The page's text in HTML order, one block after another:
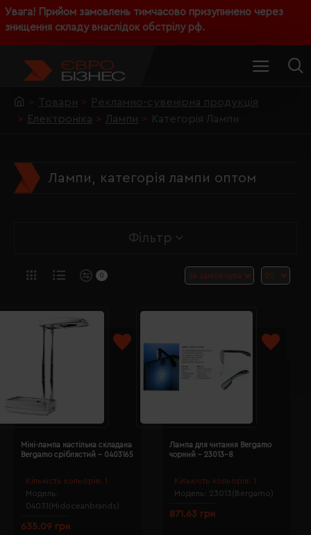
Увага! Прийом замовлень тимчасово призупинено через
знищення складу внаслідок обстрілу рф.
Товари
Рекламно-сувенірна продукція
Електроніка
Лампи Категорія Лампи
Лампи, категорія лампи оптом
Фільтр
0
Кількість кольорів: 1
Модель:
04031(Midoceanbrands)
Міні-лампа настільна складана
Bergamo сріблястий - 0403165
635.09 грн
Кількість кольорів: 1
Модель: 23013(Bergamo)
Лампа для читання Bergamo
чорний - 23013-8
871.63 грн